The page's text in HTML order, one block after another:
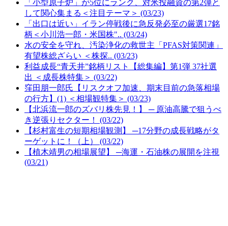
「小型原子炉」が5位にランク、対米投融資の第2弾と
して関心集まる＜注目テーマ＞ (03/23)
「出口は近い」イラン停戦後に急反発必至の厳選17銘
柄＜小川浩一郎・米国株".. (03/24)
水の安全を守れ、汚染浄化の救世主「PFAS対策関連」
有望株総ざらい ＜株探.. (03/23)
利益成長“青天井”銘柄リスト【総集編】第1弾 37社選
出 ＜成長株特集＞ (03/22)
窪田朋一郎氏【リスクオフ加速、期末目前の急落相場
の行方】(1) ＜相場観特集＞ (03/23)
【北浜流一郎のズバリ株先見！】 ─ 原油高騰で狙うべ
き逆張りセクター！ (03/22)
【杉村富生の短期相場観測】 ─17分野の成長戦略がタ
ーゲットに！（上） (03/22)
【植木靖男の相場展望】 ─海運・石油株の展開を注視
(03/21)